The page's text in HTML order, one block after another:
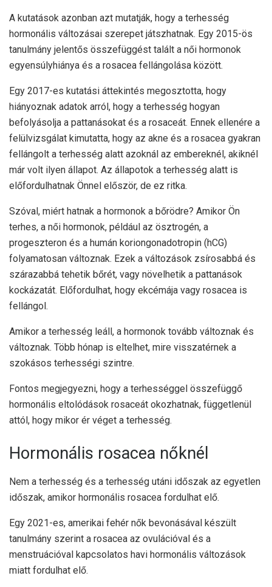
A kutatások azonban azt mutatják, hogy a terhesség
hormonális változásai szerepet játszhatnak. Egy 2015-ös
tanulmány jelentős összefüggést talált a női hormonok
egyensúlyhiánya és a rosacea fellángolása között.
Egy 2017-es kutatási áttekintés megosztotta, hogy
hiányoznak adatok arról, hogy a terhesség hogyan
befolyásolja a pattanásokat és a rosaceát. Ennek ellenére a
felülvizsgálat kimutatta, hogy az akne és a rosacea gyakran
fellángolt a terhesség alatt azoknál az embereknél, akiknél
már volt ilyen állapot. Az állapotok a terhesség alatt is
előfordulhatnak Önnel először, de ez ritka.
Szóval, miért hatnak a hormonok a bőrödre? Amikor Ön
terhes, a női hormonok, például az ösztrogén, a
progeszteron és a humán koriongonadotropin (hCG)
folyamatosan változnak. Ezek a változások zsírosabbá és
szárazabbá tehetik bőrét, vagy növelhetik a pattanások
kockázatát. Előfordulhat, hogy ekcémája vagy rosacea is
fellángol.
Amikor a terhesség leáll, a hormonok tovább változnak és
változnak. Több hónap is eltelhet, mire visszatérnek a
szokásos terhességi szintre.
Fontos megjegyezni, hogy a terhességgel összefüggő
hormonális eltolódások rosaceát okozhatnak, függetlenül
attól, hogy mikor ér véget a terhesség.
Hormonális rosacea nőknél
Nem a terhesség és a terhesség utáni időszak az egyetlen
időszak, amikor hormonális rosacea fordulhat elő.
Egy 2021-es, amerikai fehér nők bevonásával készült
tanulmány szerint a rosacea az ovulációval és a
menstruációval kapcsolatos havi hormonális változások
miatt fordulhat elő.